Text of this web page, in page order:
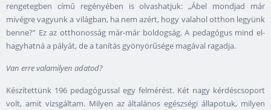
rengetegben című regényében is olvashatjuk: „Ábel mondjad már
mivégre vagyunk a világban, ha nem azért, hogy valahol otthon legyünk
benne?” Ez az otthonosság már-már boldogság. A pedagógus mind el-
hagyhatná a pályát, de a tanítás gyönyörűsége magával ragadja.
Van erre valamilyen adatod?
Készítettünk 196 pedagógussal egy felmérést. Két nagy kérdéscsoport
volt, amit vizsgáltam. Milyen az általános egészségi állapotuk, milyen